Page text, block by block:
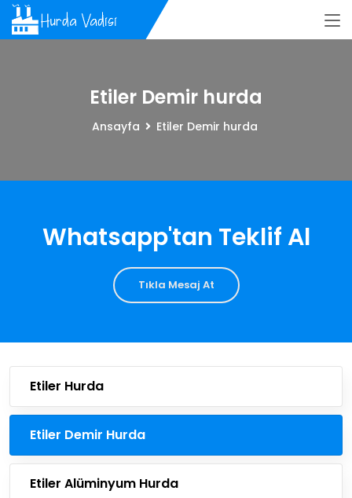
Etiler Demir hurda
Ansayfa Etiler Demir hurda
Whatsapp'tan Teklif Al
Tıkla Mesaj At
Etiler Hurda
Etiler Demir Hurda
Etiler Alüminyum Hurda